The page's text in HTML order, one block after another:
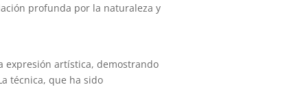
profunda por la naturaleza y
expresión artística, demostrando
técnica, que ha sido